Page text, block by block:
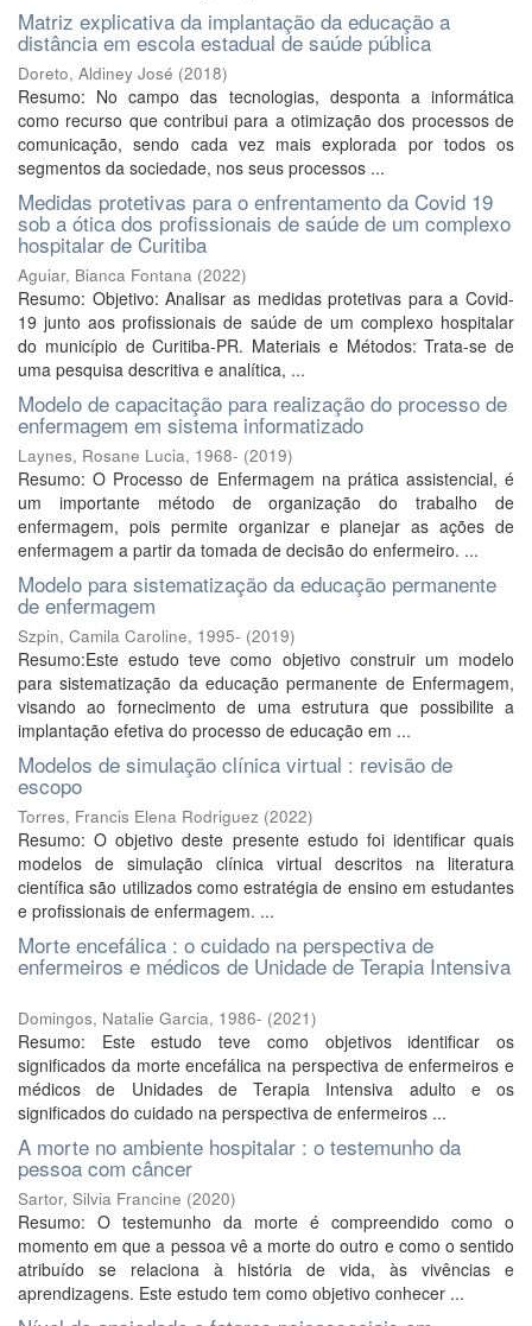
Matriz explicativa da implantação da educação a
distância em escola estadual de saúde pública
Doreto, Aldiney José (2018)
Resumo: No campo das tecnologias, desponta a informática
como recurso que contribui para a otimização dos processos de
comunicação, sendo cada vez mais explorada por todos os
segmentos da sociedade, nos seus processos ...
Medidas protetivas para o enfrentamento da Covid 19
sob a ótica dos profissionais de saúde de um complexo
hospitalar de Curitiba
Aguiar, Bianca Fontana (2022)
Resumo: Objetivo: Analisar as medidas protetivas para a Covid-
19 junto aos profissionais de saúde de um complexo hospitalar
do município de Curitiba-PR. Materiais e Métodos: Trata-se de
uma pesquisa descritiva e analítica, ...
Modelo de capacitação para realização do processo de
enfermagem em sistema informatizado
Laynes, Rosane Lucia, 1968- (2019)
Resumo: O Processo de Enfermagem na prática assistencial, é
um importante método de organização do trabalho de
enfermagem, pois permite organizar e planejar as ações de
enfermagem a partir da tomada de decisão do enfermeiro. ...
Modelo para sistematização da educação permanente
de enfermagem
Szpin, Camila Caroline, 1995- (2019)
Resumo:Este estudo teve como objetivo construir um modelo
para sistematização da educação permanente de Enfermagem,
visando ao fornecimento de uma estrutura que possibilite a
implantação efetiva do processo de educação em ...
Modelos de simulação clínica virtual : revisão de
escopo
Torres, Francis Elena Rodriguez (2022)
Resumo: O objetivo deste presente estudo foi identificar quais
modelos de simulação clínica virtual descritos na literatura
científica são utilizados como estratégia de ensino em estudantes
e profissionais de enfermagem. ...
Morte encefálica : o cuidado na perspectiva de
enfermeiros e médicos de Unidade de Terapia Intensiva
Domingos, Natalie Garcia, 1986- (2021)
Resumo: Este estudo teve como objetivos identificar os
significados da morte encefálica na perspectiva de enfermeiros e
médicos de Unidades de Terapia Intensiva adulto e os
significados do cuidado na perspectiva de enfermeiros ...
A morte no ambiente hospitalar : o testemunho da
pessoa com câncer
Sartor, Silvia Francine (2020)
Resumo: O testemunho da morte é compreendido como o
momento em que a pessoa vê a morte do outro e como o sentido
atribuído se relaciona à história de vida, às vivências e
aprendizagens. Este estudo tem como objetivo conhecer ...